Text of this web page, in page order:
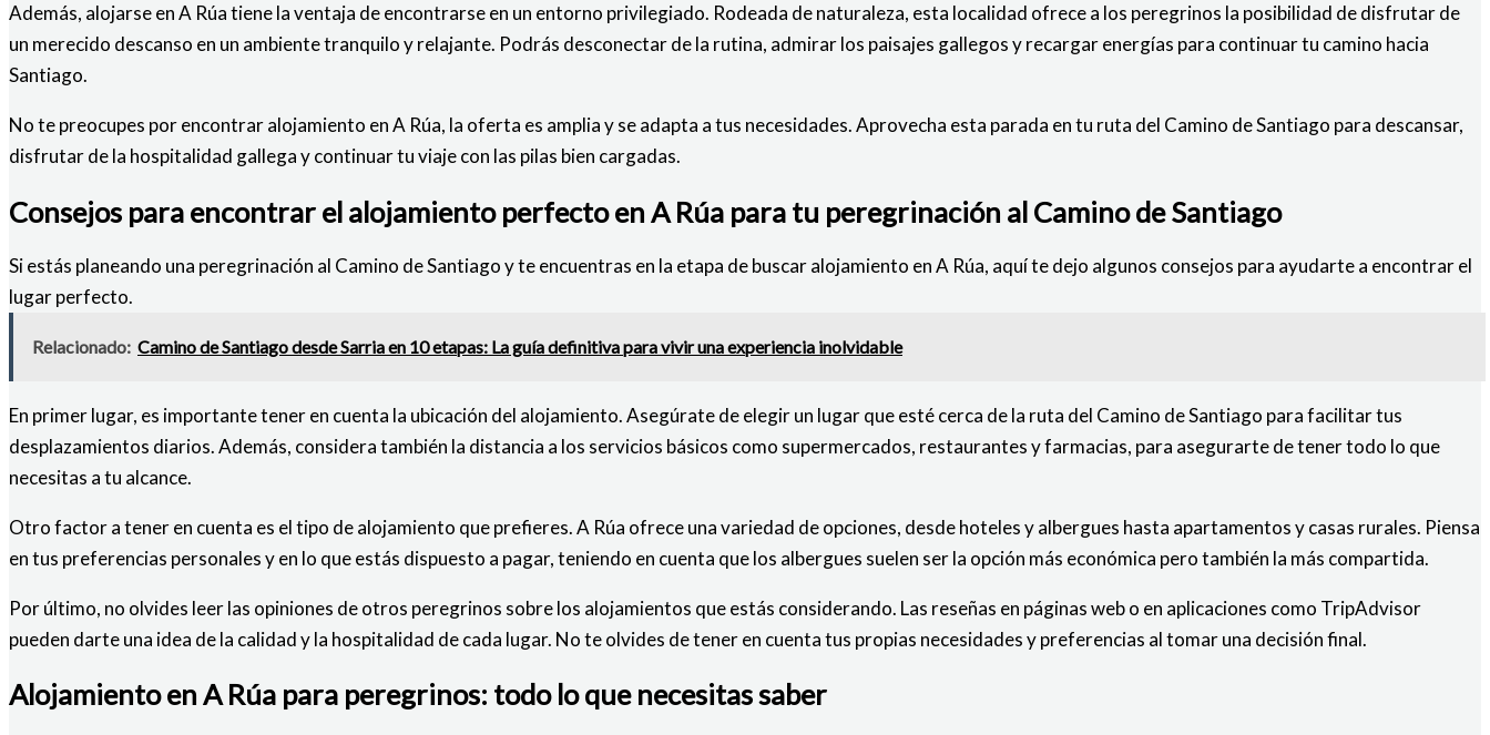
Además, alojarse en A Rúa tiene la ventaja de encontrarse en un entorno privilegiado. Rodeada de naturaleza, esta localidad ofrece a los peregrinos la posibilidad de disfrutar de
un merecido descanso en un ambiente tranquilo y relajante. Podrás desconectar de la rutina, admirar los paisajes gallegos y recargar energías para continuar tu camino hacia
Santiago.
No te preocupes por encontrar alojamiento en A Rúa, la oferta es amplia y se adapta a tus necesidades. Aprovecha esta parada en tu ruta del Camino de Santiago para descansar,
disfrutar de la hospitalidad gallega y continuar tu viaje con las pilas bien cargadas.
Consejos para encontrar el alojamiento perfecto en A Rúa para tu peregrinación al Camino de Santiago
Si estás planeando una peregrinación al Camino de Santiago y te encuentras en la etapa de buscar alojamiento en A Rúa, aquí te dejo algunos consejos para ayudarte a encontrar el
lugar perfecto.
Relacionado: Camino de Santiago desde Sarria en 10 etapas: La guía definitiva para vivir una experiencia inolvidable
En primer lugar, es importante tener en cuenta la ubicación del alojamiento. Asegúrate de elegir un lugar que esté cerca de la ruta del Camino de Santiago para facilitar tus
desplazamientos diarios. Además, considera también la distancia a los servicios básicos como supermercados, restaurantes y farmacias, para asegurarte de tener todo lo que
necesitas a tu alcance.
Otro factor a tener en cuenta es el tipo de alojamiento que prefieres. A Rúa ofrece una variedad de opciones, desde hoteles y albergues hasta apartamentos y casas rurales. Piensa
en tus preferencias personales y en lo que estás dispuesto a pagar, teniendo en cuenta que los albergues suelen ser la opción más económica pero también la más compartida.
Por último, no olvides leer las opiniones de otros peregrinos sobre los alojamientos que estás considerando. Las reseñas en páginas web o en aplicaciones como TripAdvisor
pueden darte una idea de la calidad y la hospitalidad de cada lugar. No te olvides de tener en cuenta tus propias necesidades y preferencias al tomar una decisión final.
Alojamiento en A Rúa para peregrinos: todo lo que necesitas saber